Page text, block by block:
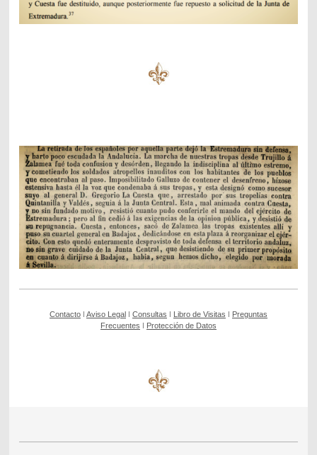
Contacto ǀ Aviso Legal ǀ Consultas ǀ Libro de Visitas ǀ Preguntas
Frecuentes ǀ Protección de Datos